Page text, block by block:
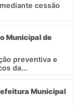
cessão
Municipal de
preventiva e
da...
Municipal